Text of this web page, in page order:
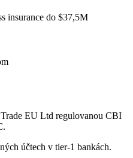
insurance do $37,5M
EU Ltd regulovanou CBI
účtech v tier-1 bankách.